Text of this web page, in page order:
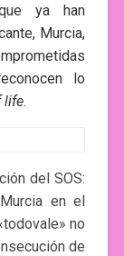
ya han
Murcia,
lo
life.
del SOS:
en el
no
de